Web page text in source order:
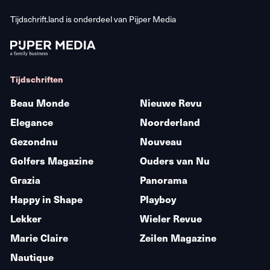
Tijdschrift.land is onderdeel van Pijper Media
Tijdschriften
Beau Monde
Elegance
Gezondnu
Golfers Magazine
Grazia
Happy in Shape
Lekker
Marie Claire
Nautique
Nieuwe Revu
Noorderland
Nouveau
Ouders van Nu
Panorama
Playboy
Wieler Revue
Zeilen Magazine